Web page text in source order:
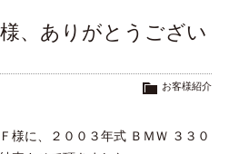
、ありがとうござい
お客様紹介
様に、２００３年式 ＢＭＷ ３３０